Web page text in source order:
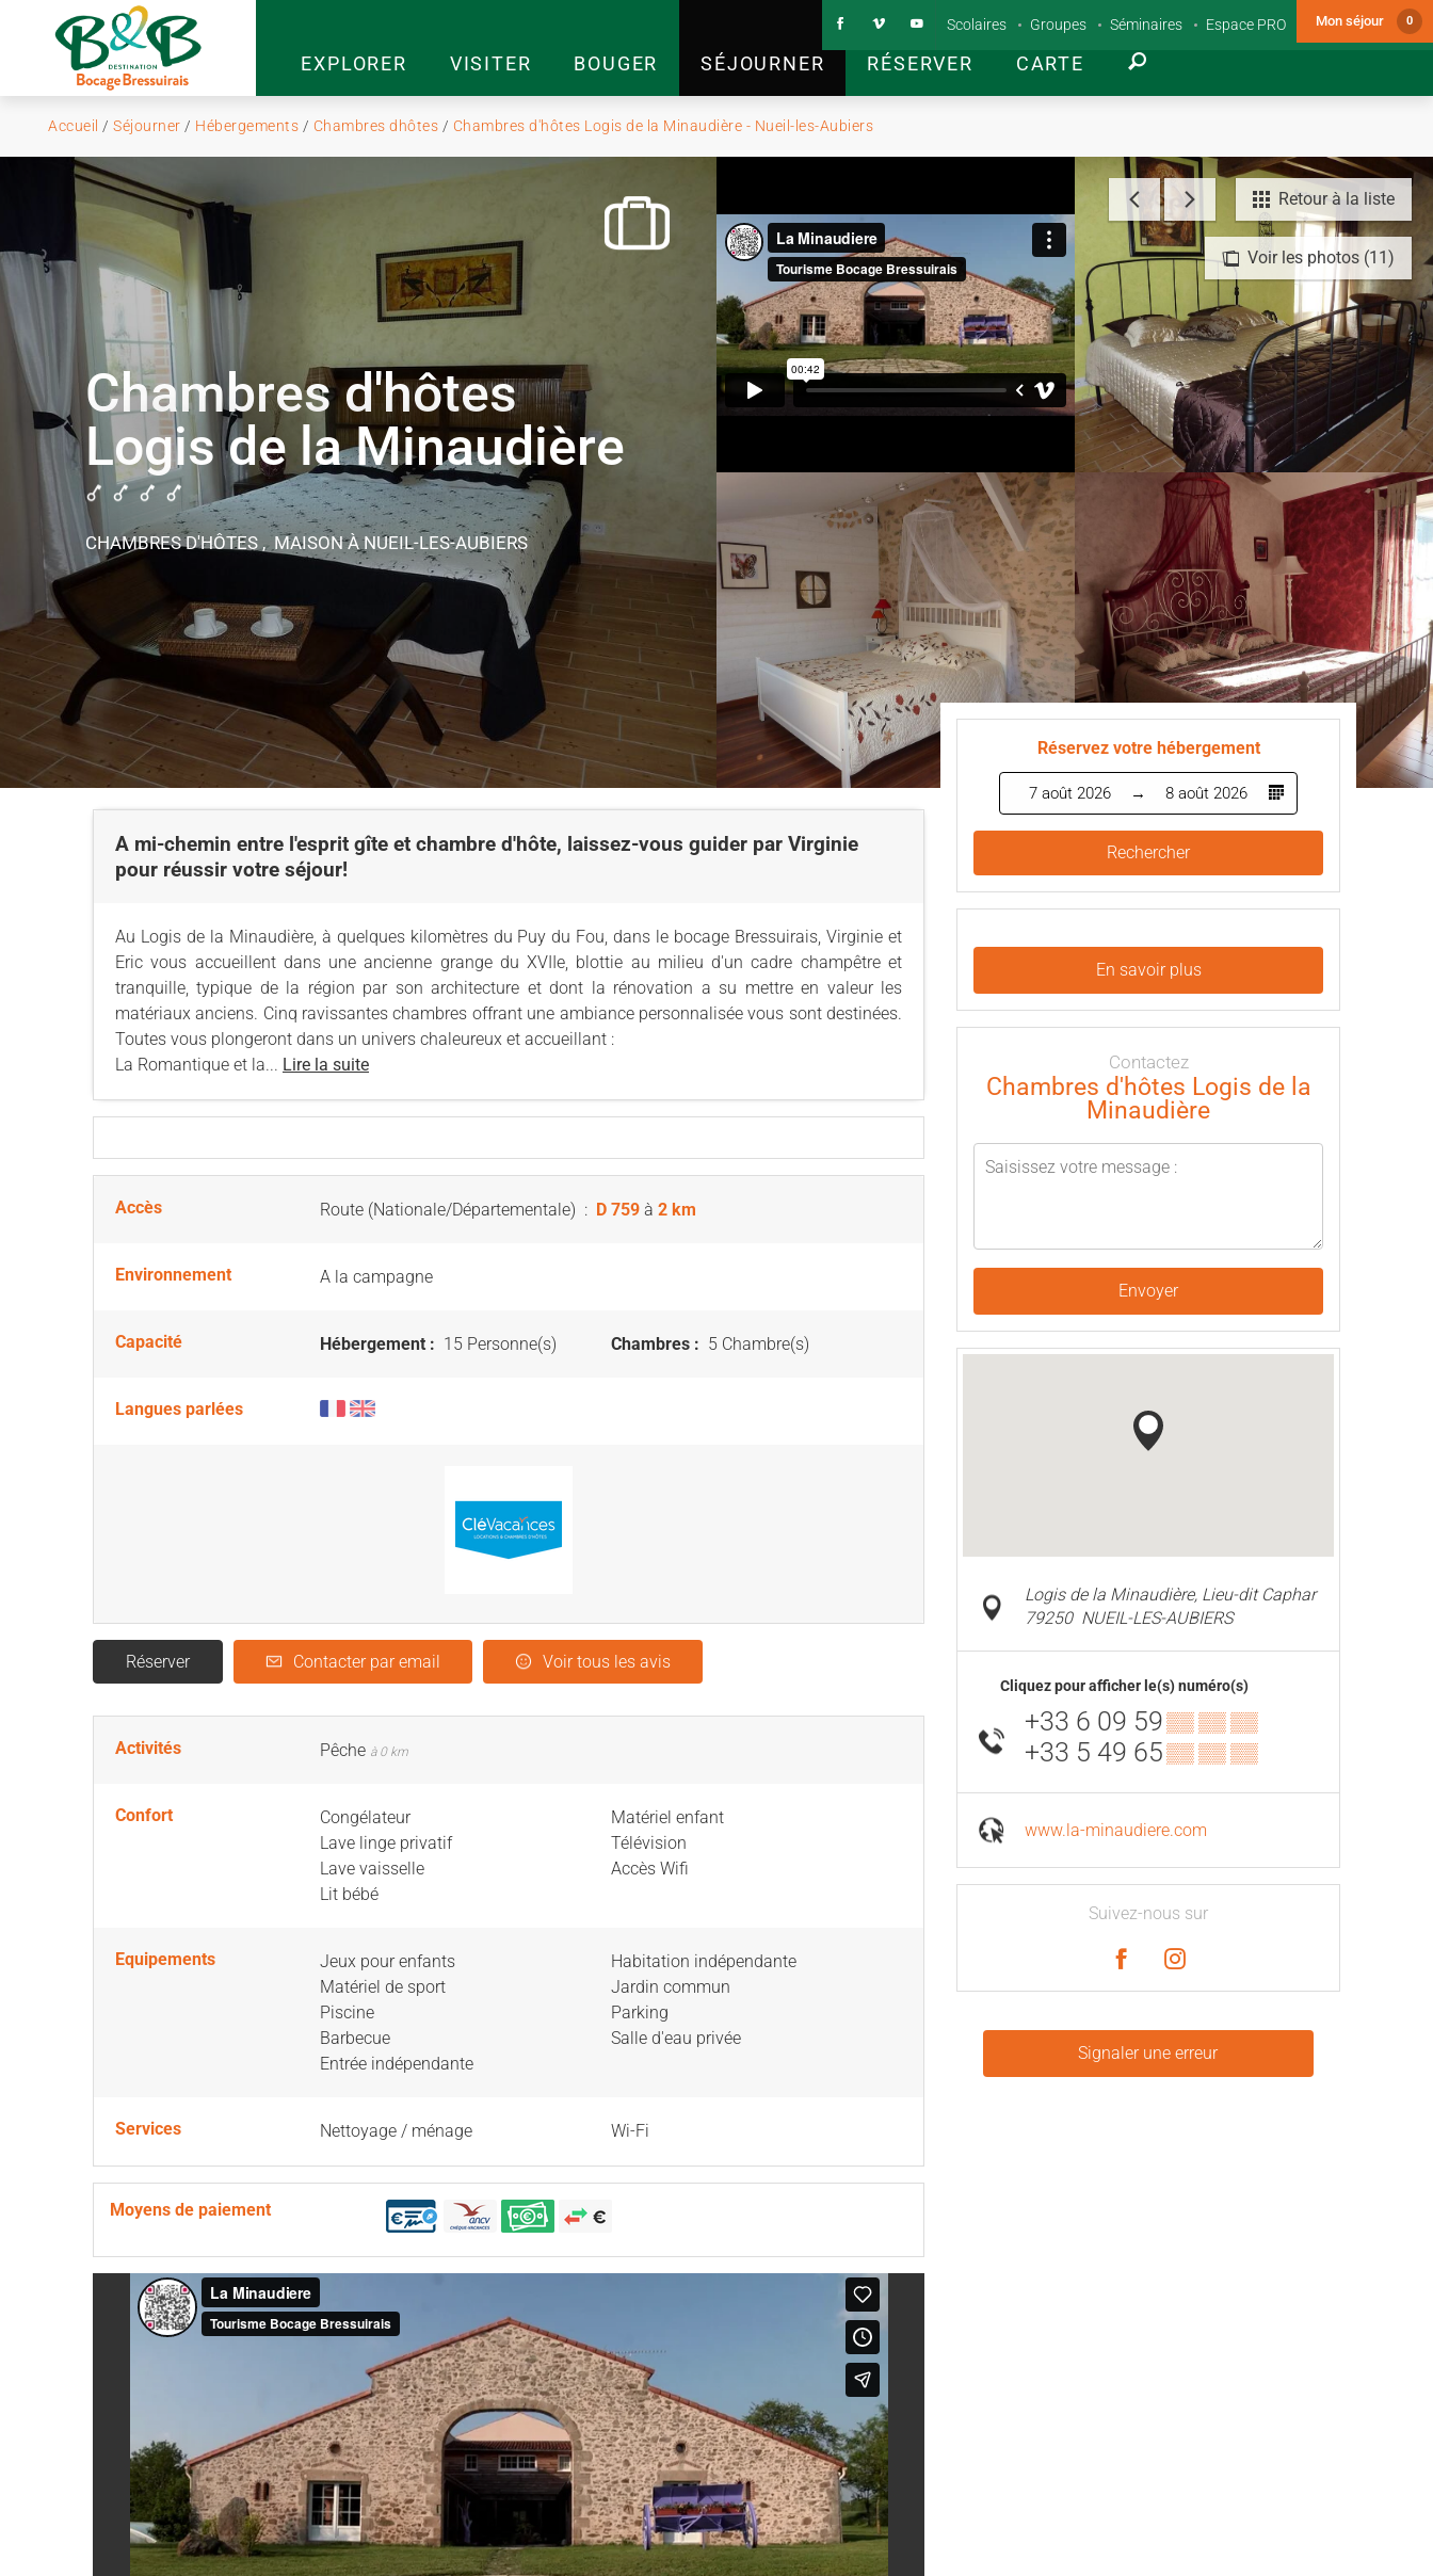
EXPLORER VISITER BOUGER SÉJOURNER RÉSERVER CARTE
Scolaires Groupes Séminaires Espace PRO Mon séjour 0
Accueil / Séjourner / Hébergements / Chambres dhôtes / Chambres d'hôtes Logis de la Minaudière - Nueil-les-Aubiers
Voir les photos (11)
Retour à la liste
Chambres d'hôtes
Logis de la Minaudière
CHAMBRES D'HÔTES , MAISONÀ NUEIL-LES-AUBIERS
A mi-chemin entre l'esprit gîte et chambre d'hôte, laissez-vous guider par Virginie
pour réussir votre séjour!
Au Logis de la Minaudière, à quelques kilomètres du Puy du Fou, dans le bocage Bressuirais, Virginie et
Eric vous accueillent dans une ancienne grange du XVIIe, blottie au milieu d'un cadre champêtre et
tranquille, typique de la région par son architecture et dont la rénovation a su mettre en valeur les
matériaux anciens. Cinq ravissantes chambres offrant une ambiance personnalisée vous sont destinées.
Toutes vous plongeront dans un univers chaleureux et accueillant :
La Romantique et la... Lire la suite
Accès Route (Nationale/Départementale) : D 759 à 2 km
Environnement A la campagne
Capacité Hébergement : 15 Personne(s) Chambres : 5 Chambre(s)
Langues parlées
Réserver Contacter par email Voir tous les avis
Activités Pêche à 0 km
Confort
Congélateur
Lave linge privatif
Lave vaisselle
Lit bébé
Matériel enfant
Télévision
Accès Wifi
Equipements
Jeux pour enfants
Matériel de sport
Piscine
Barbecue
Entrée indépendante
Habitation indépendante
Jardin commun
Parking
Salle d'eau privée
Services Nettoyage / ménage Wi-Fi
Moyens de paiement
Réservez votre hébergement
7 août 2026 8 août 2026
Rechercher
En savoir plus
Contactez
Chambres d'hôtes Logis de la
Minaudière
Envoyer
Logis de la Minaudière, Lieu-dit Caphar
79250 NUEIL-LES-AUBIERS
Cliquez pour afficher le(s) numéro(s)
+33 6 09 59▒▒ ▒▒ ▒▒
+33 5 49 65▒▒ ▒▒ ▒▒
www.la-minaudiere.com
Suivez-nous sur
Signaler une erreur